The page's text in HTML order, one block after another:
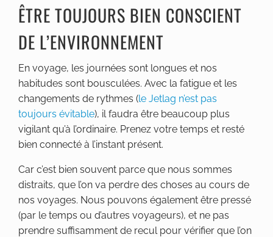
ÊTRE TOUJOURS BIEN CONSCIENT
DE L’ENVIRONNEMENT
En voyage, les journées sont longues et nos
habitudes sont bousculées. Avec la fatigue et les
changements de rythmes (le Jetlag n’est pas
toujours évitable), il faudra être beaucoup plus
vigilant qu’à l’ordinaire. Prenez votre temps et resté
bien connecté à l’instant présent.
Car c’est bien souvent parce que nous sommes
distraits, que l’on va perdre des choses au cours de
nos voyages. Nous pouvons également être pressé
(par le temps ou d’autres voyageurs), et ne pas
prendre suffisamment de recul pour vérifier que l’on